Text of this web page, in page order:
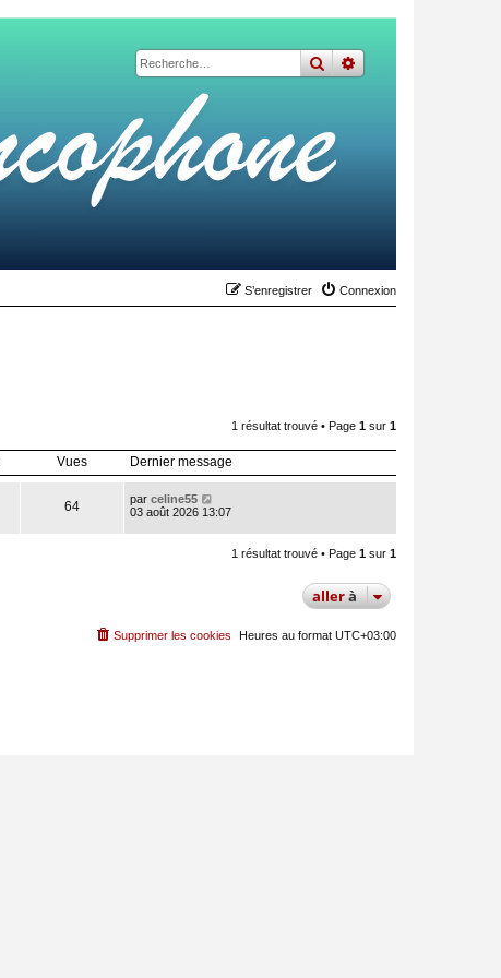
rechercher
recherche
Connexion
S’enregistrer
1 résultat trouvé • Page 1 sur 1
Vues Dernier message
64 par celine55
03 août 2026 13:07
1 résultat trouvé • Page 1 sur 1
allerà
Heures au format UTC+03:00
Supprimer les cookies